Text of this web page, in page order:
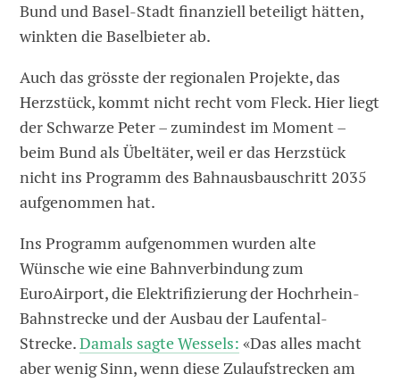
Bund und Basel-Stadt finanziell beteiligt hätten,
winkten die Baselbieter ab.
Auch das grösste der regionalen Projekte, das
Herzstück, kommt nicht recht vom Fleck. Hier liegt
der Schwarze Peter – zumindest im Moment –
beim Bund als Übeltäter, weil er das Herzstück
nicht ins Programm des Bahnausbauschritt 2035
aufgenommen hat.
Ins Programm aufgenommen wurden alte
Wünsche wie eine Bahnverbindung zum
EuroAirport, die Elektrifizierung der Hochrhein-
Bahnstrecke und der Ausbau der Laufental-
Strecke.Damals sagte Wessels: «Das alles macht
aber wenig Sinn, wenn diese Zulaufstrecken am